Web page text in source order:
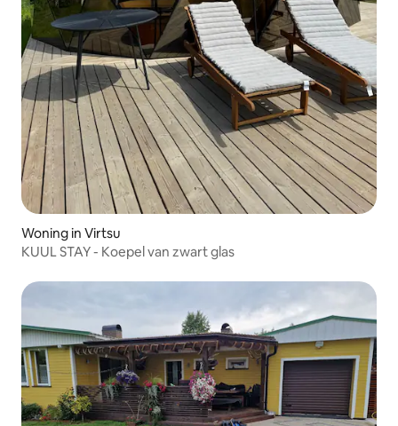
Woning in Virtsu
KUUL STAY - Koepel van zwart glas